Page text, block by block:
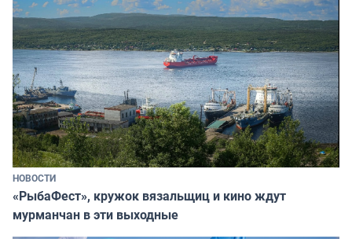
НОВОСТИ
«РыбаФест», кружок вязальщиц и кино ждут
мурманчан в эти выходные